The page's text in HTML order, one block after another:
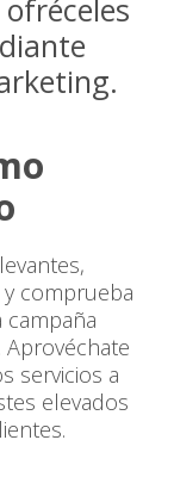
comprueba
Aprovéchate
servicios a
elevados